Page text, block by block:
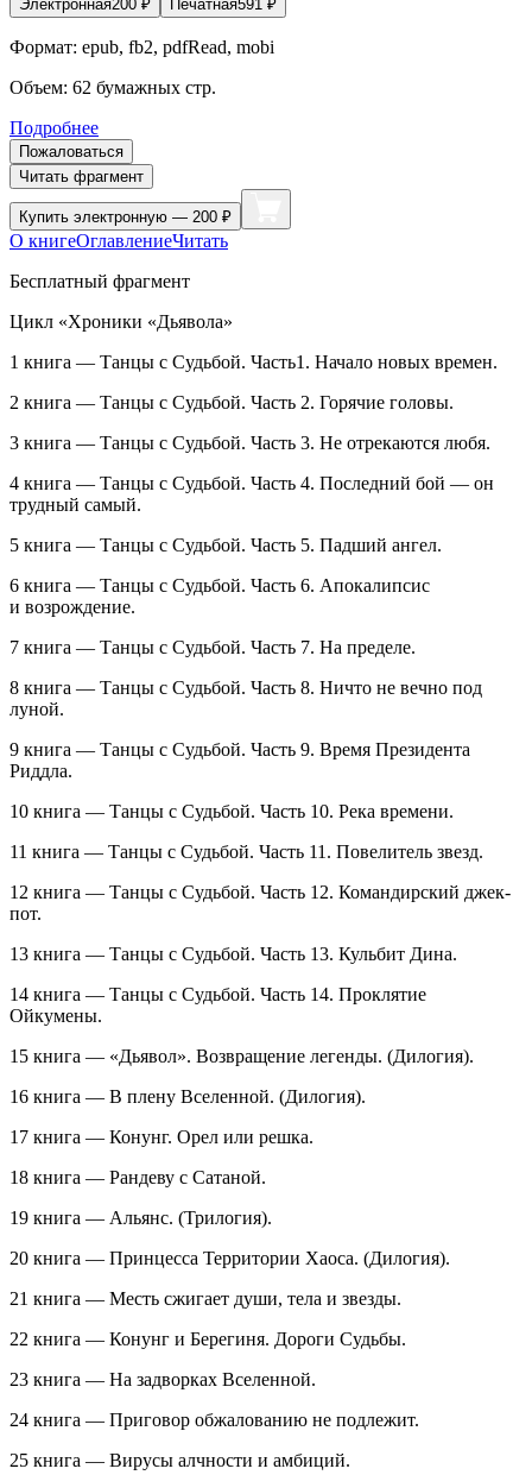
Электронная200 ₽ Печатная591 ₽
Формат: epub, fb2, pdfRead, mobi
Объем: 62 бумажных стр.
Подробнее
Пожаловаться
Читать фрагмент
Купить электронную — 200 ₽
О книгеОглавлениеЧитать
Бесплатный фрагмент
Цикл «Хроники «Дьявола»
1 книга — Танцы с Судьбой. Часть1. Начало новых времен.
2 книга — Танцы с Судьбой. Часть 2. Горячие головы.
3 книга — Танцы с Судьбой. Часть 3. Не отрекаются любя.
4 книга — Танцы с Судьбой. Часть 4. Последний бой — он
трудный самый.
5 книга — Танцы с Судьбой. Часть 5. Падший ангел.
6 книга — Танцы с Судьбой. Часть 6. Апокалипсис
и возрождение.
7 книга — Танцы с Судьбой. Часть 7. На пределе.
8 книга — Танцы с Судьбой. Часть 8. Ничто не вечно под
луной.
9 книга — Танцы с Судьбой. Часть 9. Время Президента
Риддла.
10 книга — Танцы с Судьбой. Часть 10. Река времени.
11 книга — Танцы с Судьбой. Часть 11. Повелитель звезд.
12 книга — Танцы с Судьбой. Часть 12. Командирский джек-
пот.
13 книга — Танцы с Судьбой. Часть 13. Кульбит Дина.
14 книга — Танцы с Судьбой. Часть 14. Проклятие
Ойкумены.
15 книга — «Дьявол». Возвращение легенды. (Дилогия).
16 книга — В плену Вселенной. (Дилогия).
17 книга — Конунг. Орел или решка.
18 книга — Рандеву с Сатаной.
19 книга — Альянс. (Трилогия).
20 книга — Принцесса Территории Хаоса. (Дилогия).
21 книга — Месть сжигает души, тела и звезды.
22 книга — Конунг и Берегиня. Дороги Судьбы.
23 книга — На задворках Вселенной.
24 книга — Приговор обжалованию не подлежит.
25 книга — Вирусы алчности и амбиций.